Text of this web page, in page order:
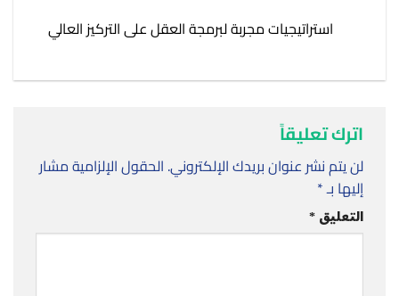
استراتيجيات مجربة لبرمجة العقل على التركيز العالي
اترك تعليقاً
لن يتم نشر عنوان بريدك الإلكتروني. الحقول الإلزامية مشار
إليها بـ*
التعليق*